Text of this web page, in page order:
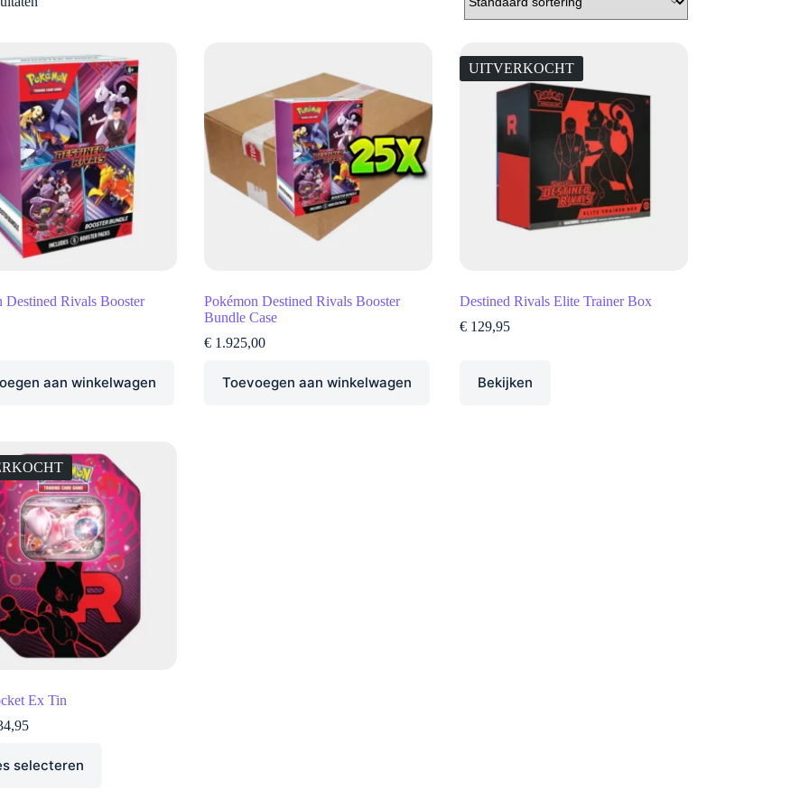
Destined Rivals Booster
aan winkelwagen
Pokémon Destined Rivals Booster
Bundle Case
€1.925,00
Toevoegen aan winkelwagen
UITVERKOCHT
Destined Rivals Elite Trainer Box
€129,95
Bekijken
Ex Tin
selecteren